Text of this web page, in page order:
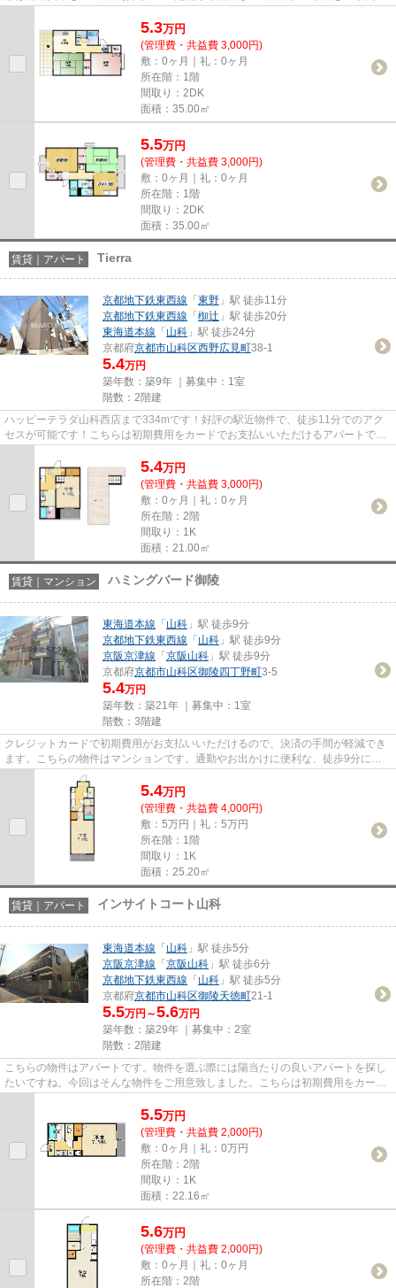
5.3万円
(管理費・共益費 3,000円)
敷：0ヶ月｜礼：0ヶ月
所在階：1階
間取り：2DK
面積：35.00㎡
5.5万円
(管理費・共益費 3,000円)
敷：0ヶ月｜礼：0ヶ月
所在階：1階
間取り：2DK
面積：35.00㎡
賃貸｜アパート Tierra
京都地下鉄東西線 「 東野 」駅 徒歩11分
京都地下鉄東西線 「 椥辻 」駅 徒歩20分
東海道本線 「 山科 」駅 徒歩24分
京都府京都市山科区西野広見町38-1
5.4万円
築年数：築9年 ｜募集中： 1室
階数：2階建
ハッピーテラダ山科西店まで334mです！好評の駅近物件で、徒歩11分でのアク
セスが可能です！こちらは初期費用をカードでお支払いいただけるアパートで
5.4万円
(管理費・共益費 3,000円)
敷：0ヶ月｜礼：0ヶ月
所在階：2階
間取り：1K
面積：21.00㎡
賃貸｜マンション ハミングバード御陵
東海道本線 「 山科 」駅 徒歩9分
京都地下鉄東西線 「 山科 」駅 徒歩9分
京阪京津線 「 京阪山科 」駅 徒歩9分
京都府京都市山科区御陵四丁野町3-5
5.4万円
築年数：築21年 ｜募集中： 1室
階数：3階建
クレジットカードで初期費用がお支払いいただけるので、決済の手間が軽減でき
ます。こちらの物件はマンションです。通勤やお出かけに便利な、徒歩9分に駅
のある物件です。新着情報：ハ...
5.4万円
(管理費・共益費 4,000円)
敷：5万円｜礼：5万円
所在階：1階
間取り：1K
面積：25.20㎡
賃貸｜アパート インサイトコート山科
東海道本線 「 山科 」駅 徒歩5分
京阪京津線 「 京阪山科 」駅 徒歩6分
京都地下鉄東西線 「 山科 」駅 徒歩5分
京都府京都市山科区御陵天徳町21-1
5.5万円～5.6万円
築年数：築29年 ｜募集中： 2室
階数：2階建
こちらの物件はアパートです。物件を選ぶ際には陽当たりの良いアパートを探し
たいですね。今回はそんな物件をご用意致しました。こちらは初期費用をカード
5.5万円
(管理費・共益費 2,000円)
敷：0ヶ月｜礼：0万円
所在階：2階
間取り：1K
面積：22.16㎡
5.6万円
(管理費・共益費 2,000円)
敷：0ヶ月｜礼：0ヶ月
所在階：2階